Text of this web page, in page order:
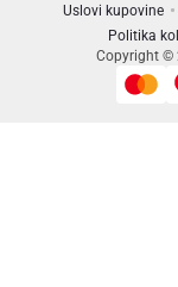
Uslovi kupovine
Politika
Copyright ©